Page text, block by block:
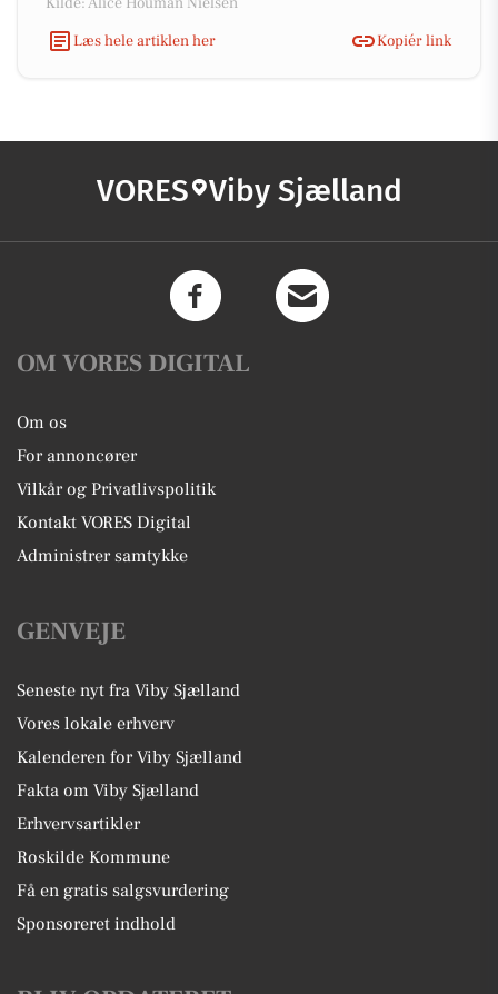
Læs hele artiklen her
Kopiér link
VORES Viby Sjælland
OM VORES DIGITAL
Om os
For annoncører
Vilkår og Privatlivspolitik
Kontakt VORES Digital
Administrer samtykke
GENVEJE
Seneste nyt fra Viby Sjælland
Vores lokale erhverv
Kalenderen for Viby Sjælland
Fakta om Viby Sjælland
Erhvervsartikler
Roskilde Kommune
Få en gratis salgsvurdering
Sponsoreret indhold